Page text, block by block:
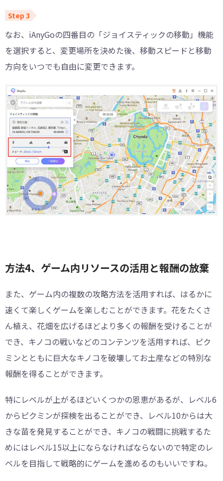
なお、iAnyGoの四番目の「ジョイスティックの移動」機能
を選択すると、変更場所を決めた後、移動スピードと移動
方向をいつでも自由に変更できます。
方法4、ゲーム内リソースの活用と報酬の放棄
また、ゲーム内の複数の攻略方法を活用すれば、はるかに
速くて楽しくゲームを楽しむことができます。花をたくさ
ん植え、花畑を広げるほどより多くの報酬を受けることが
でき、キノコの戦いなどのコンテンツを活用すれば、ピク
ミンとともに巨大なキノコを破壊してお土産などの特別な
報酬を得ることができます。
特にレベルが上がるほどいくつかの恩恵があるが、レベル6
からピクミンが探検を出ることができ、レベル10からは大
きな苗を発見することができ、キノコの戦闘に挑戦するた
めにはレベル15以上にならなければならないので特定のレ
ベルを目指して戦略的にゲームを進めるのもいいですね。